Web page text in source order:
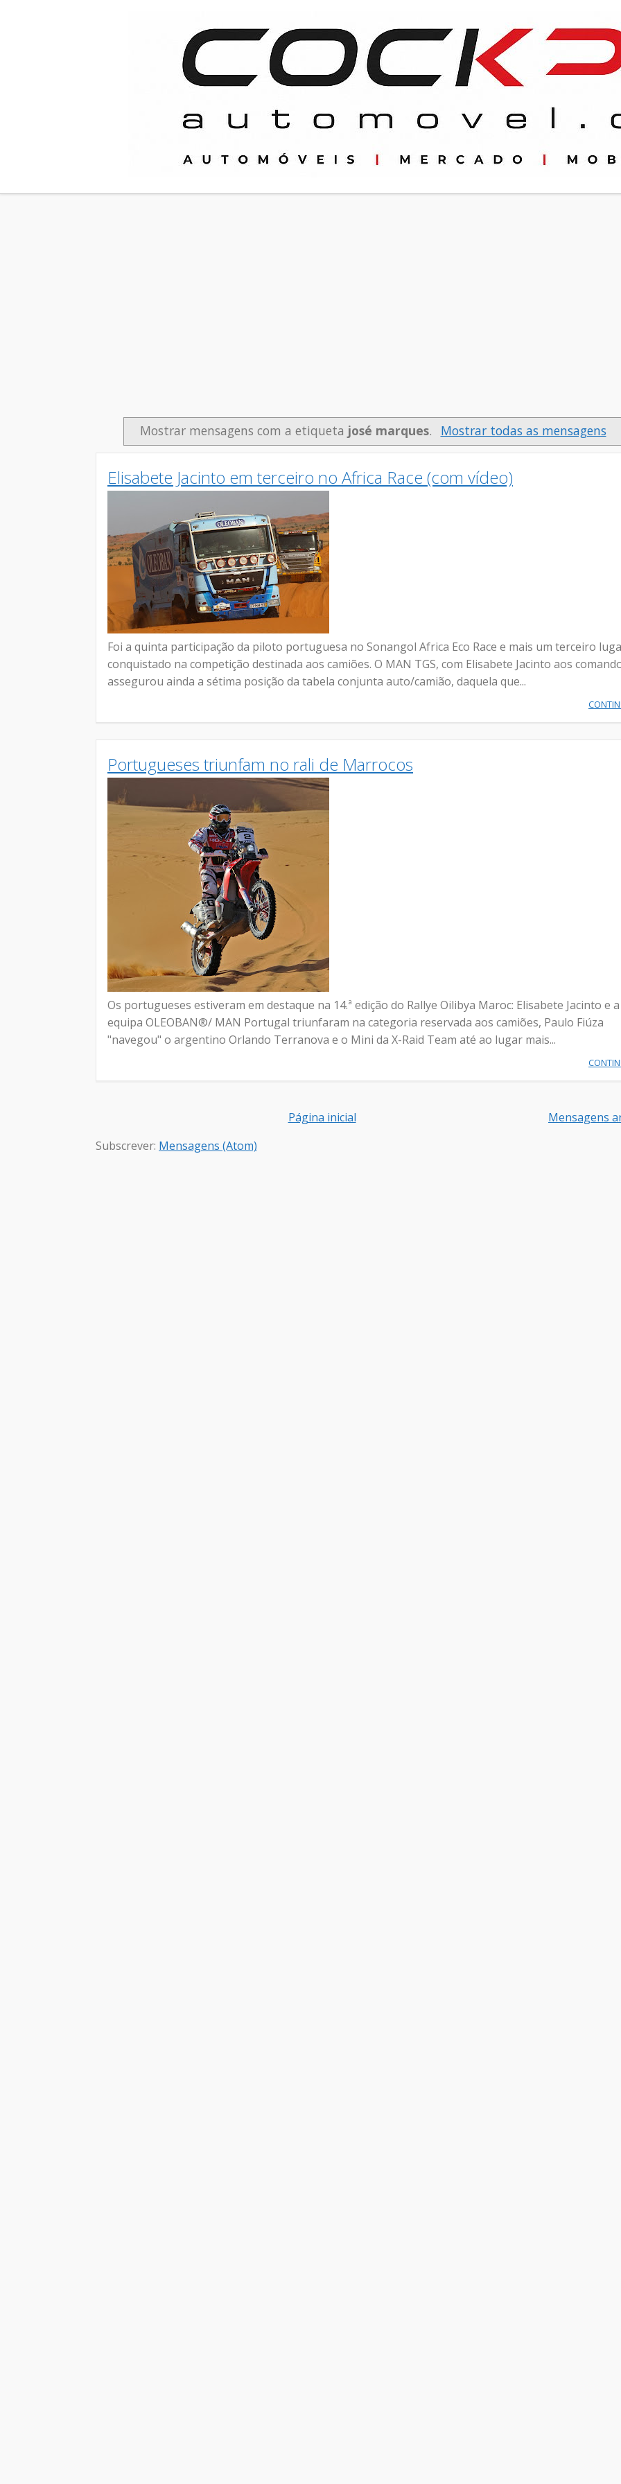
Mostrar mensagens com a etiqueta josé marques. Mostrar todas as mensagens
Elisabete Jacinto em terceiro no Africa Race (com vídeo)
Foi a quinta participação da piloto portuguesa no Sonangol Africa Eco Race e mais um terceiro
conquistado na competição destinada aos camiões. O MAN TGS, com Elisabete Jacinto aos
assegurou ainda a sétima posição da tabela conjunta auto/camião, daquela que...
Portugueses triunfam no rali de Marrocos
Os portugueses estiveram em destaque na 14.ª edição do Rallye Oilibya Maroc: Elisabete Jacinto e a
equipa OLEOBAN®/ MAN Portugal triunfaram na categoria reservada aos camiões, Paulo Fiúza
"navegou" o argentino Orlando Terranova e o Mini da X-Raid Team até ao lugar mais...
Mensagens
Página inicial
Subscrever: Mensagens (Atom)